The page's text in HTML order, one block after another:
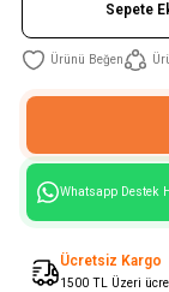
Sepete
Whatsapp Destek
Ücretsiz Kargo
1500 TL Üzeri